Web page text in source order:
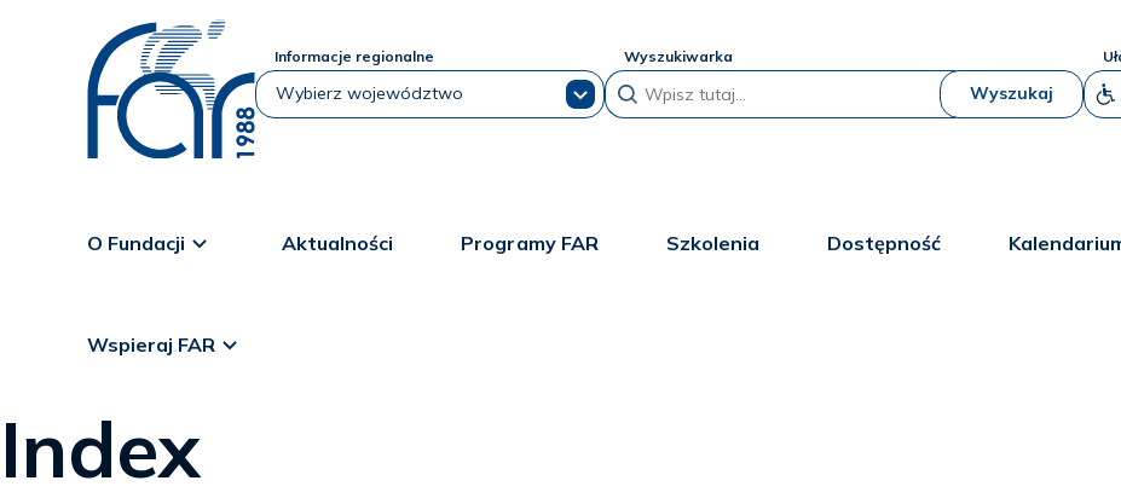
Informacje regionalne Wyszukiwarka
Wyszukaj
O Fundacji Aktualności Programy FAR Szkolenia Dostępność
Wspieraj FAR
Index